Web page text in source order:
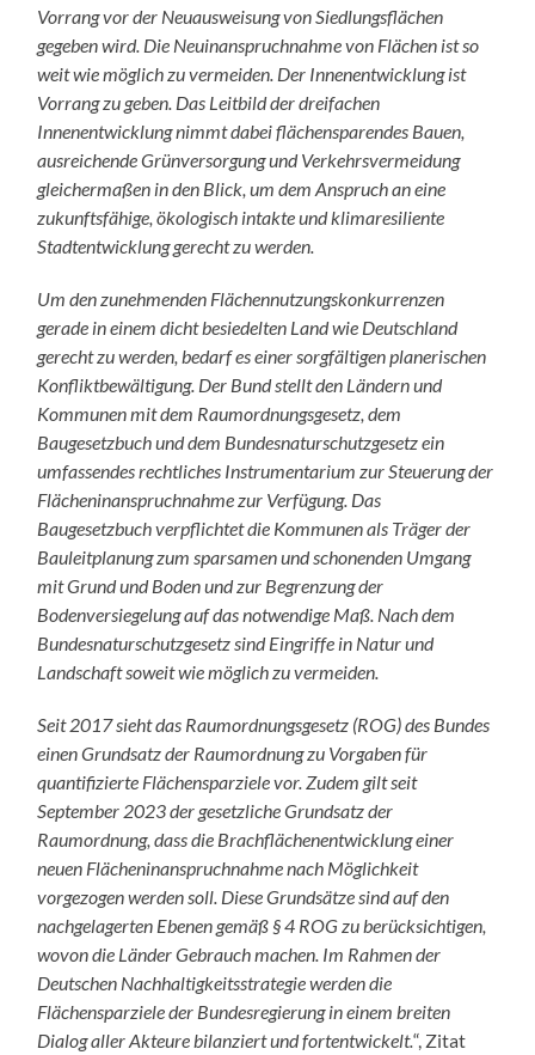
Vorrang vor der Neuausweisung von Siedlungsflächen
gegeben wird. Die Neuinanspruchnahme von Flächen ist so
weit wie möglich zu vermeiden. Der Innenentwicklung ist
Vorrang zu geben. Das Leitbild der dreifachen
Innenentwicklung nimmt dabei flächensparendes Bauen,
ausreichende Grünversorgung und Verkehrsvermeidung
gleichermaßen in den Blick, um dem Anspruch an eine
zukunftsfähige, ökologisch intakte und klimaresiliente
Stadtentwicklung gerecht zu werden.
Um den zunehmenden Flächennutzungskonkurrenzen
gerade in einem dicht besiedelten Land wie Deutschland
gerecht zu werden, bedarf es einer sorgfältigen planerischen
Konfliktbewältigung. Der Bund stellt den Ländern und
Kommunen mit dem Raumordnungsgesetz, dem
Baugesetzbuch und dem Bundesnaturschutzgesetz ein
umfassendes rechtliches Instrumentarium zur Steuerung der
Flächeninanspruchnahme zur Verfügung. Das
Baugesetzbuch verpflichtet die Kommunen als Träger der
Bauleitplanung zum sparsamen und schonenden Umgang
mit Grund und Boden und zur Begrenzung der
Bodenversiegelung auf das notwendige Maß. Nach dem
Bundesnaturschutzgesetz sind Eingriffe in Natur und
Landschaft soweit wie möglich zu vermeiden.
Seit 2017 sieht das Raumordnungsgesetz (ROG) des Bundes
einen Grundsatz der Raumordnung zu Vorgaben für
quantifizierte Flächensparziele vor. Zudem gilt seit
September 2023 der gesetzliche Grundsatz der
Raumordnung, dass die Brachflächenentwicklung einer
neuen Flächeninanspruchnahme nach Möglichkeit
vorgezogen werden soll. Diese Grundsätze sind auf den
nachgelagerten Ebenen gemäß § 4 ROG zu berücksichtigen,
wovon die Länder Gebrauch machen. Im Rahmen der
Deutschen Nachhaltigkeitsstrategie werden die
Flächensparziele der Bundesregierung in einem breiten
Dialog aller Akteure bilanziert und fortentwickelt.“, Zitat